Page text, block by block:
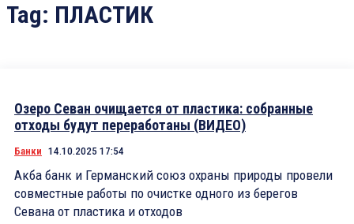
Tag: ПЛАСТИК
Озеро Севан очищается от пластика: собранные
отходы будут переработаны (ВИДЕО)
Банки 14.10.2025 17:54
Акба банк и Германский союз охраны природы провели
совместные работы по очистке одного из берегов
Севана от пластика и отходов